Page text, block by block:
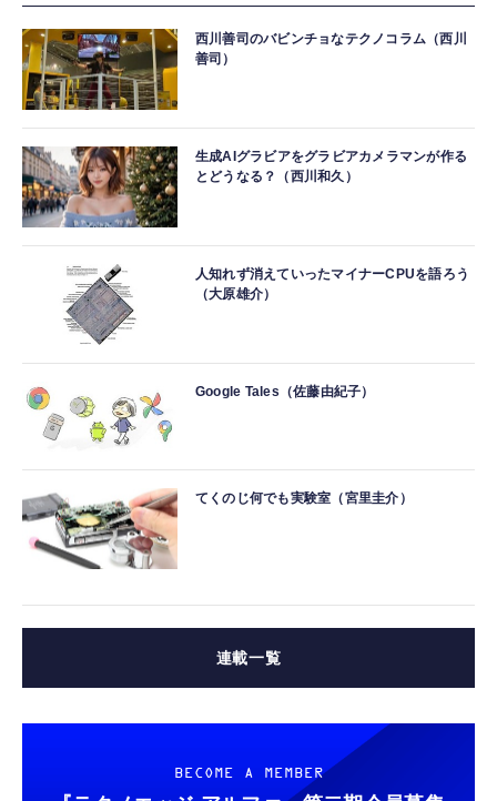
西川善司のバビンチョなテクノコラム（西川
善司）
生成AIグラビアをグラビアカメラマンが作る
とどうなる？（西川和久）
人知れず消えていったマイナーCPUを語ろう
（大原雄介）
Google Tales（佐藤由紀子）
てくのじ何でも実験室（宮里圭介）
連載一覧
BECOME A MEMBER